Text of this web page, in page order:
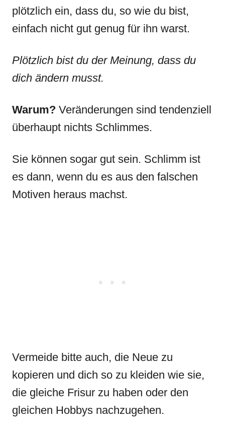
plötzlich ein, dass du, so wie du bist,
einfach nicht gut genug für ihn warst.
Plötzlich bist du der Meinung, dass du
dich ändern musst.
Warum? Veränderungen sind tendenziell
überhaupt nichts Schlimmes.
Sie können sogar gut sein. Schlimm ist
es dann, wenn du es aus den falschen
Motiven heraus machst.
Vermeide bitte auch, die Neue zu
kopieren und dich so zu kleiden wie sie,
die gleiche Frisur zu haben oder den
gleichen Hobbys nachzugehen.